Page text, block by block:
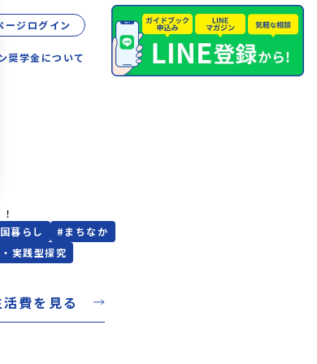
ージログイン
奨学金について
暮らし # まちなか
実践型探究
費を見る